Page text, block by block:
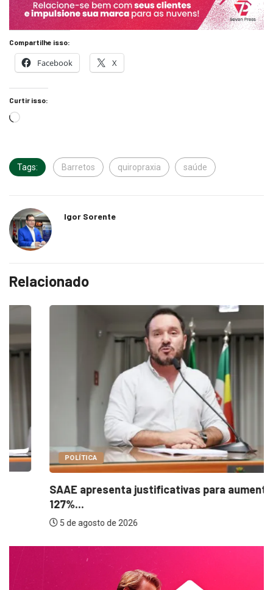
Compartilhe isso:
Facebook X
Curtir isso:
Tags: Barretos quiropraxia saúde
Igor Sorente
Relacionado
POLÍTICA
SAAE apresenta justificativas para aumento de
5 de agosto de 2026